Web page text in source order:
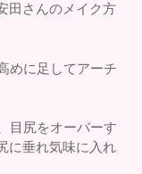
田さんのメイク方
めに足してアーチ
目尻をオーバーす
に垂れ気味に入れ